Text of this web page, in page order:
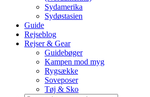
Sydamerika
Sydøstasien
Guide
Rejseblog
Rejser & Gear
Guidebøger
Kampen mod myg
Rygsække
Soveposer
Tøj & Sko